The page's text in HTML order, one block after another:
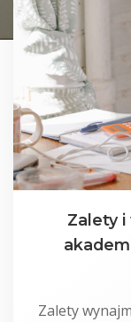
Zalety
Zalety